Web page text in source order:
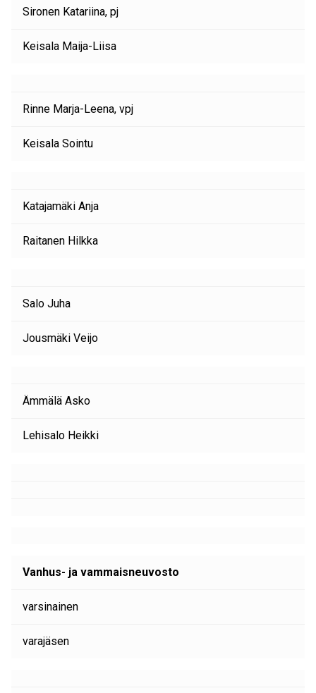
Sironen Katariina, pj
Keisala Maija-Liisa
Rinne Marja-Leena, vpj
Keisala Sointu
Katajamäki Anja
Raitanen Hilkka
Salo Juha
Jousmäki Veijo
Ämmälä Asko
Lehisalo Heikki
Vanhus- ja vammaisneuvosto
varsinainen
varajäsen